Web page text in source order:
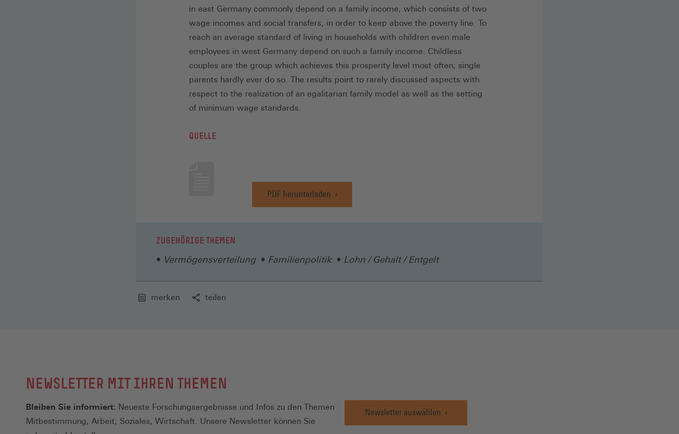
in east Germany commonly depend on a family income, which consists of two
wage incomes and social transfers, in order to keep above the poverty line. To
reach an average standard of living in households with children even male
employees in west Germany depend on such a family income. Childless
couples are the group which achieves this prosperity level most often; single
parents hardly ever do so. The results point to rarely discussed aspects with
respect to the realization of an egalitarian family model as well as the setting
of minimum wage standards.
QUELLE
PDF herunterladen
(Öffnet
in
ZUGEHÖRIGE THEMEN
Vermögensverteilung Familienpolitik Lohn / Gehalt / Entgelt
merken teilen
NEWSLETTER MIT IHREN THEMEN
Bleiben Sie informiert: Neueste Forschungsergebnisse und Infos zu den Themen
Mitbestimmung, Arbeit, Soziales, Wirtschaft. Unsere Newsletter können Sie
Newsletter auswählen